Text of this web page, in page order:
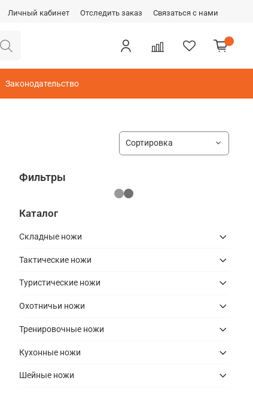
Личный кабинет Отследить заказ Связаться с нами
Законодательство
Фильтры
Каталог
Складные ножи
Тактические ножи
Туристические ножи
Охотничьи ножи
Тренировочные ножи
Кухонные ножи
Шейные ножи